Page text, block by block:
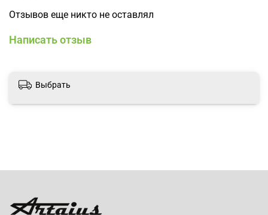
Отзывов еще никто не оставлял
Написать отзыв
Выбрать